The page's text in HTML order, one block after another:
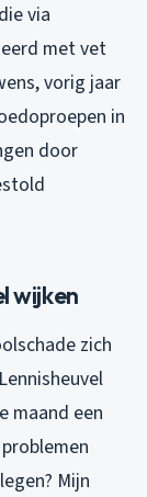
via
met vet
vorig jaar
in
door
wijken
zich
maand een
Mijn